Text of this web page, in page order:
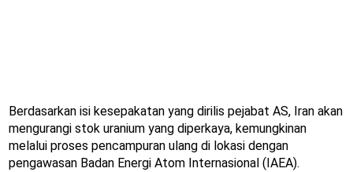
Berdasarkan isi kesepakatan yang dirilis pejabat AS, Iran akan
mengurangi stok uranium yang diperkaya, kemungkinan
melalui proses pencampuran ulang di lokasi dengan
pengawasan Badan Energi Atom Internasional (IAEA).